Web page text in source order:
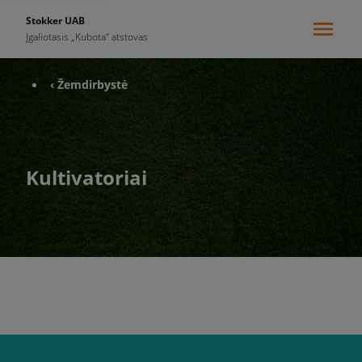
Stokker UAB
Įgaliotasis „Kubota“ atstovas
‹ Žemdirbystė
Kultivatoriai